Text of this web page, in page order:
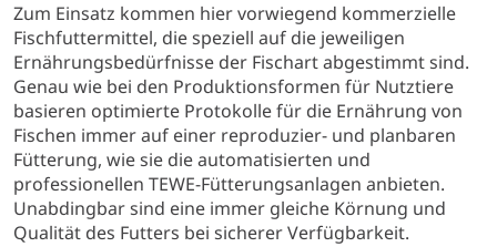
Zum Einsatz kommen hier vorwiegend kommerzielle
Fischfuttermittel, die speziell auf die jeweiligen
Ernährungsbedürfnisse der Fischart abgestimmt sind.
Genau wie bei den Produktionsformen für Nutztiere
basieren optimierte Protokolle für die Ernährung von
Fischen immer auf einer reproduzier- und planbaren
Fütterung, wie sie die automatisierten und
professionellen TEWE-Fütterungsanlagen anbieten.
Unabdingbar sind eine immer gleiche Körnung und
Qualität des Futters bei sicherer Verfügbarkeit.